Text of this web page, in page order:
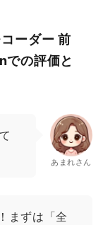
ーダー 前
の評価と
あまれさん
まずは「全